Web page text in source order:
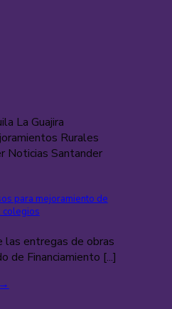
La Guajira
Rurales
Noticias Santander
para mejoramiento de
colegios
las entregas de obras
de Financiamiento [...]